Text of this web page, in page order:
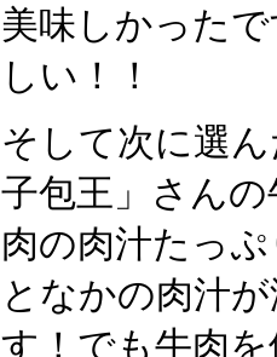
美味しかった
しい！！
そして次に選
子包王」さん
肉の肉汁たっ
となかの肉汁
す！でも牛肉